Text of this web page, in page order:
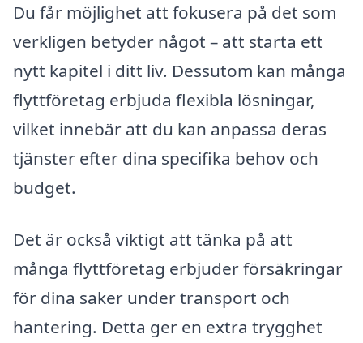
Du får möjlighet att fokusera på det som
verkligen betyder något – att starta ett
nytt kapitel i ditt liv. Dessutom kan många
flyttföretag erbjuda flexibla lösningar,
vilket innebär att du kan anpassa deras
tjänster efter dina specifika behov och
budget.
Det är också viktigt att tänka på att
många flyttföretag erbjuder försäkringar
för dina saker under transport och
hantering. Detta ger en extra trygghet